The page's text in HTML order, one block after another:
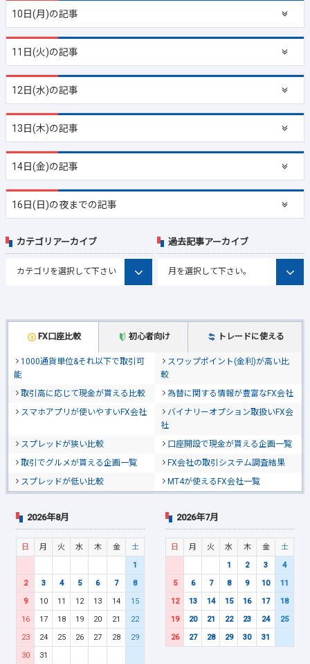
10日(月)の記事
11日(火)の記事
12日(水)の記事
13日(木)の記事
14日(金)の記事
16日(日)の夜までの記事
FX口座比較 初心者向け トレードに使える
1000通貨単位&それ以下で取引可
能
スワップポイント(金利)が高い比
較
取引高に応じて現金が貰える比較
為替に関する情報が豊富なFX会社
スマホアプリが使いやすいFX会社
バイナリーオプション取扱いFX会
社
スプレッドが狭い比較
口座開設で現金が貰える企画一覧
取引でグルメが貰える企画一覧
FX会社の取引システム調査結果
スプレッドが低い比較
MT4が使えるFX会社一覧
カテゴリアーカイブ 過去記事アーカイブ
2026年8月
日 月 火 水 木 金
土
1
2
3 4 5 6 7
8
9
10 11 12 13 14
15
16
17 18 19 20 21
22
23
24 25 26 27 28
29
30
31
2026年7月
日 月 火 水 木 金
土
1
2 3
4
5
6 7 8 9 10
11
12
13 14 15 16 17
18
19
20 21 22 23 24
25
26
27 28 29 30 31